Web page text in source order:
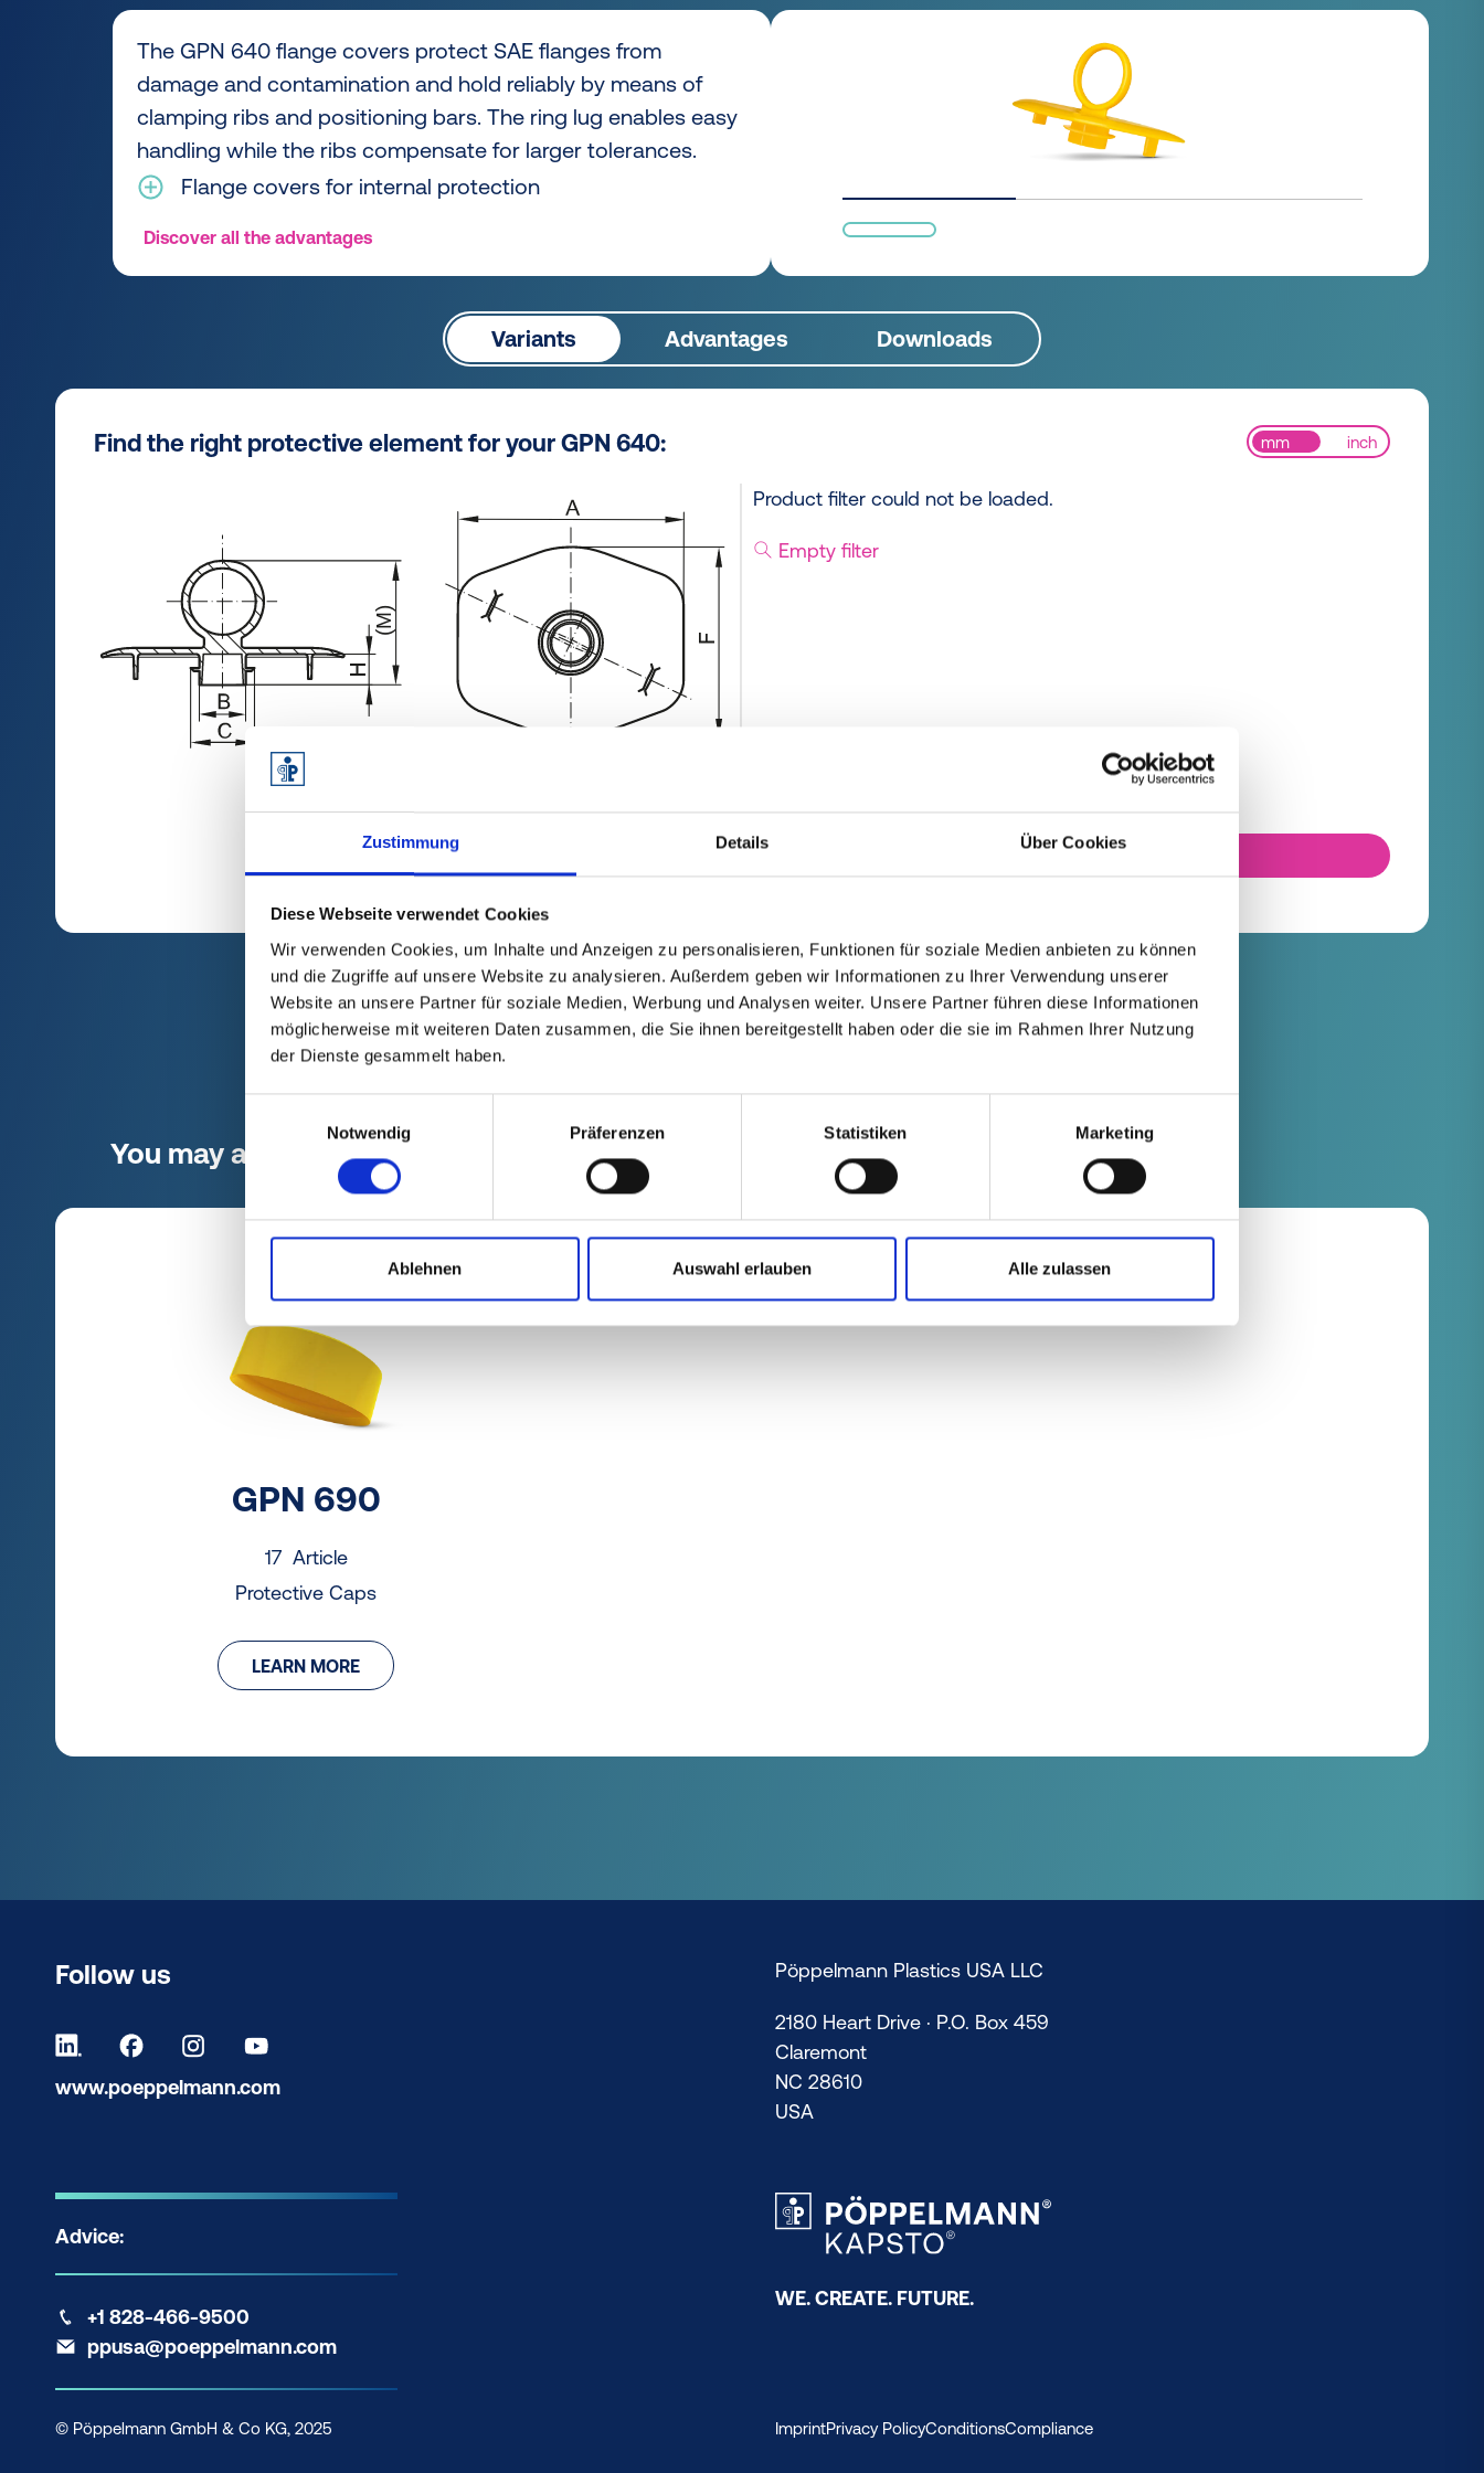
Zustimmung Details Über Cookies
Diese Webseite verwendet Cookies
Wir verwenden Cookies, um Inhalte und Anzeigen zu personalisieren, Funktionen für soziale Medien anbieten zu können
und die Zugriffe auf unsere Website zu analysieren. Außerdem geben wir Informationen zu Ihrer Verwendung unserer
Website an unsere Partner für soziale Medien, Werbung und Analysen weiter. Unsere Partner führen diese Informationen
möglicherweise mit weiteren Daten zusammen, die Sie ihnen bereitgestellt haben oder die sie im Rahmen Ihrer Nutzung
der Dienste gesammelt haben.
Notwendig
Präferenzen Statistiken Marketing
Ablehnen Auswahl erlauben Alle zulassen
The GPN 640 flange covers protect SAE flanges from
damage and contamination and hold reliably by means of
clamping ribs and positioning bars. The ring lug enables easy
handling while the ribs compensate for larger tolerances.
Flange covers for internal protection
Discover all the advantages
Variants Advantages Downloads
Find the right protective element for your GPN 640:
Product filter could not be loaded.
mm inch
Empty filter
FIND ARTICLE
Product list Technical table
You may also be interested in these standards series:
GPN 690
17 Article
Protective Caps
LEARN MORE
Follow us
www.poeppelmann.com
Pöppelmann Plastics USA LLC
2180 Heart Drive · P.O. Box 459
Claremont
NC 28610
USA
Advice:
+1 828-466-9500
ppusa@poeppelmann.com
WE. CREATE. FUTURE.
© Pöppelmann GmbH & Co KG, 2025 ImprintPrivacy PolicyConditionsCompliance